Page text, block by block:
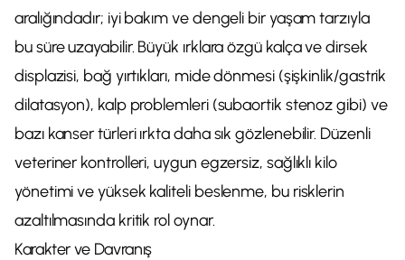
aralığındadır; iyi bakım ve dengeli bir yaşam tarzıyla
bu süre uzayabilir. Büyük ırklara özgü kalça ve dirsek
displazisi, bağ yırtıkları, mide dönmesi (şişkinlik/gastrik
dilatasyon), kalp problemleri (subaortik stenoz gibi) ve
bazı kanser türleri ırkta daha sık gözlenebilir. Düzenli
veteriner kontrolleri, uygun egzersiz, sağlıklı kilo
yönetimi ve yüksek kaliteli beslenme, bu risklerin
azaltılmasında kritik rol oynar.
Karakter ve Davranış